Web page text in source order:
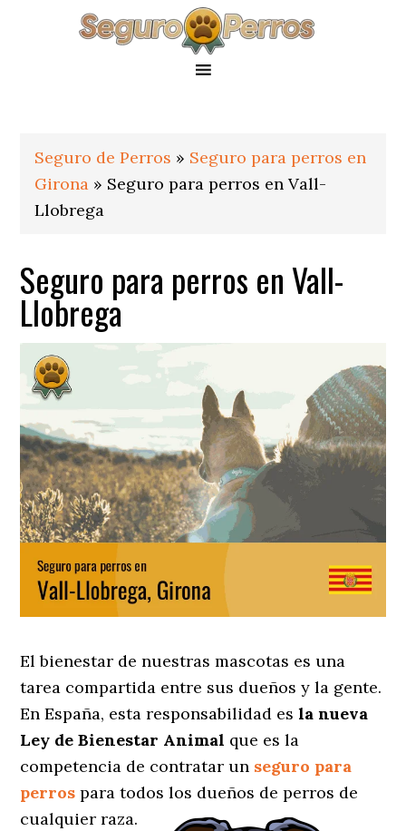
Seguro de Perros » Seguro para perros en
Girona » Seguro para perros en Vall-
Llobrega
Seguro para perros en Vall-
Llobrega
El bienestar de nuestras mascotas es una
tarea compartida entre sus dueños y la gente.
En España, esta responsabilidad esla nueva
Ley de Bienestar Animal que es la
competencia de contratar un seguro para
perros para todos los dueños de perros de
cualquier raza.